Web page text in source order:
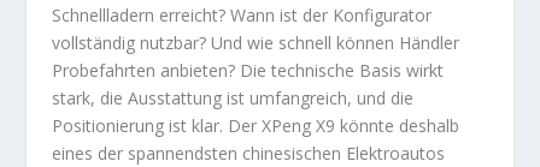
Schnellladern erreicht? Wann ist der Konfigurator
vollständig nutzbar? Und wie schnell können Händler
Probefahrten anbieten? Die technische Basis wirkt
stark, die Ausstattung ist umfangreich, und die
Positionierung ist klar. Der XPeng X9 könnte deshalb
eines der spannendsten chinesischen Elektroautos